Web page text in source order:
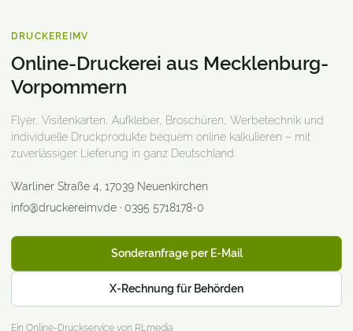
DRUCKEREIMV
Online-Druckerei aus Mecklenburg-
Vorpommern
Flyer, Visitenkarten, Aufkleber, Broschüren, Werbetechnik und
individuelle Druckprodukte bequem online kalkulieren – mit
zuverlässiger Lieferung in ganz Deutschland.
Warliner Straße 4 17039 Neuenkirchen
info@druckereimv.de · 0395 5718178-0
Sonderanfrage per E-Mail
X-Rechnung für Behörden
Ein Online-Druckservice von RLmedia